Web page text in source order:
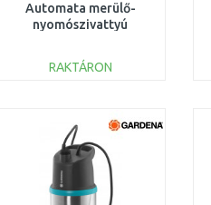
Automata merülő-
nyomószivattyú
20
RAKTÁRON
Összehasonlítás